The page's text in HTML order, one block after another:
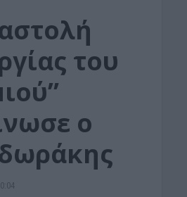
του
ο